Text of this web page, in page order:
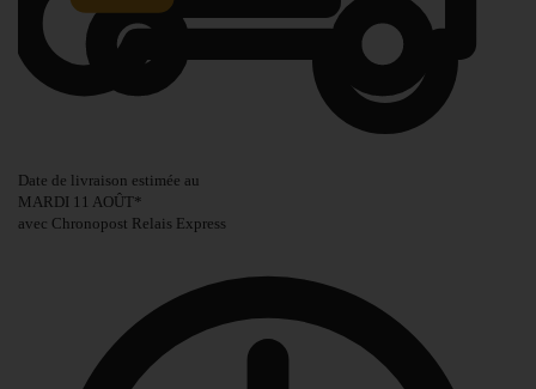
Date de livraison estimée au
MARDI 11 AOÛT*
avec Chronopost Relais Express